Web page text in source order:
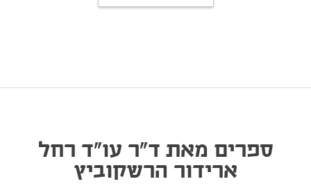
ספרים מאת ד"ר עו"ד רחל
ארידור הרשקוביץ